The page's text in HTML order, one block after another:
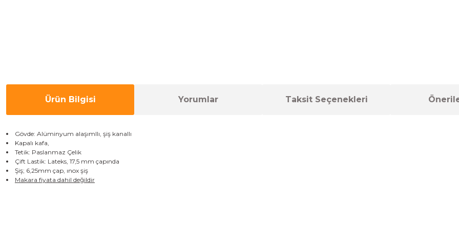
Ürün Bilgisi Yorumlar Taksit Seçenekleri
Gövde: Alüminyum alaşımllı, şiş kanallı
Kapalı kafa,
Tetik: Paslanmaz Çelik
Çift Lastik: Lateks, 17,5 mm çapında
Şiş; 6,25mm çap, ınox şiş
Makara fiyata dahil değildir